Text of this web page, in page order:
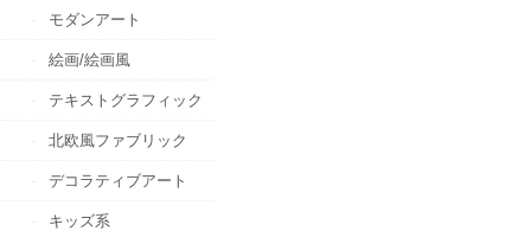
モダンアート
絵画/絵画風
テキストグラフィック
北欧風ファブリック
デコラティブアート
キッズ系